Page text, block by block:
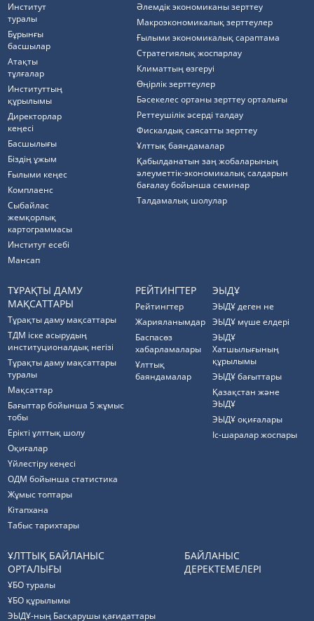
Институт
туралы
Бұрынғы
басшылар
Атақты
тұлғалар
Институттың
құрылымы
Директорлар
кеңесі
Басшылығы
Біздің ұжым
Ғылыми кеңес
Комплаенс
Cыбайлас
жемқорлық
картограммасы
Институт есебі
Мансап
Әлемдік экономиканы зерттеу
Макроэкономикалық зерттеулер
Ғылыми экономикалық сараптама
Стратегиялық жоспарлау
Климаттың өзгеруі
Өңірлік зерттеулер
Бәсекелес ортаны зерттеу орталығы
Реттеушілік әсерді талдау
Фискалдық саясатты зерттеу
Ұлттық баяндамалар
Қабылданатын заң жобаларының
әлеуметтік-экономикалық салдарын
бағалау бойынша семинар
Талдамалық шолулар
ТҰРАҚТЫ ДАМУ
МАҚСАТТАРЫ
Тұрақты даму мақсаттары
ТДМ іске асырудың
институционалдық негізі
Тұрақты даму мақсаттары
туралы
Мақсаттар
Бағыттар бойынша 5 жұмыс
тобы
Ерікті ұлттық шолу
Оқиғалар
Үйлестіру кеңесі
ОДМ бойынша статистика
Жұмыс топтары
Кітапхана
Табыс тарихтары
РЕЙТИНГТЕР
Рейтингтер
Жарияланымдар
Баспасөз
хабарламалары
Ұлттық
баяндамалар
ЭЫДҰ
ЭЫДҰ деген не
ЭЫДҰ мүше елдері
ЭЫДҰ
Хатшылығының
құрылымы
ЭЫДҰ бағыттары
Қазақстан және
ЭЫДҰ
ЭЫДҰ оқиғалары
Іс-шаралар жоспары
ҰЛТТЫҚ БАЙЛАНЫС
ОРТАЛЫҒЫ
ҰБО туралы
ҰБО құрылымы
ЭЫДҰ-ның Басқарушы қағидаттары
БАЙЛАНЫС
ДЕРЕКТЕМЕЛЕРІ